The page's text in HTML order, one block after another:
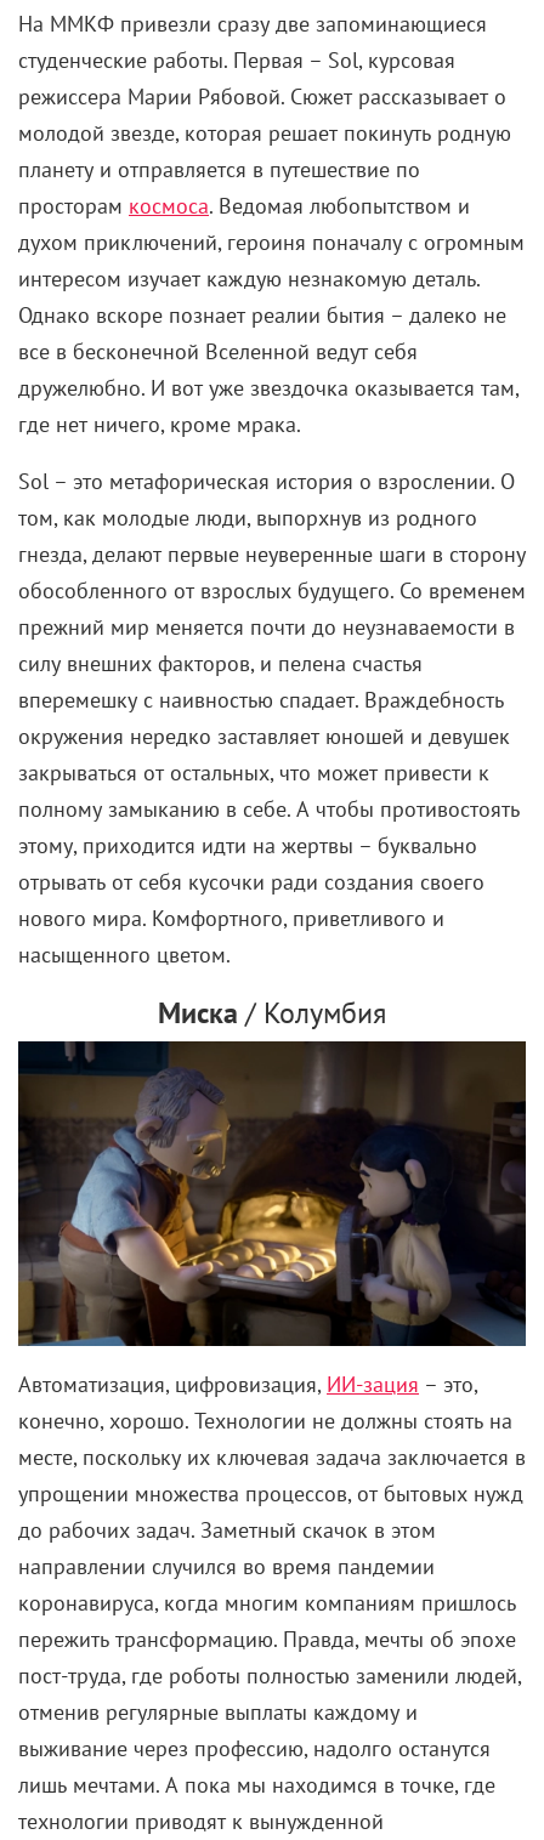
На ММКФ привезли сразу две запоминающиеся
студенческие работы. Первая – Sol, курсовая
режиссера Марии Рябовой. Сюжет рассказывает о
молодой звезде, которая решает покинуть родную
планету и отправляется в путешествие по
просторам космоса. Ведомая любопытством и
духом приключений, героиня поначалу с огромным
интересом изучает каждую незнакомую деталь.
Однако вскоре познает реалии бытия – далеко не
все в бесконечной Вселенной ведут себя
дружелюбно. И вот уже звездочка оказывается там,
где нет ничего, кроме мрака.
Sol – это метафорическая история о взрослении. О
том, как молодые люди, выпорхнув из родного
гнезда, делают первые неуверенные шаги в сторону
обособленного от взрослых будущего. Со временем
прежний мир меняется почти до неузнаваемости в
силу внешних факторов, и пелена счастья
вперемешку с наивностью спадает. Враждебность
окружения нередко заставляет юношей и девушек
закрываться от остальных, что может привести к
полному замыканию в себе. А чтобы противостоять
этому, приходится идти на жертвы – буквально
отрывать от себя кусочки ради создания своего
нового мира. Комфортного, приветливого и
насыщенного цветом.
Миска / Колумбия
Автоматизация, цифровизация, ИИ-зация – это,
конечно, хорошо. Технологии не должны стоять на
месте, поскольку их ключевая задача заключается в
упрощении множества процессов, от бытовых нужд
до рабочих задач. Заметный скачок в этом
направлении случился во время пандемии
коронавируса, когда многим компаниям пришлось
пережить трансформацию. Правда, мечты об эпохе
пост-труда, где роботы полностью заменили людей,
отменив регулярные выплаты каждому и
выживание через профессию, надолго останутся
лишь мечтами. А пока мы находимся в точке, где
технологии приводят к вынужденной